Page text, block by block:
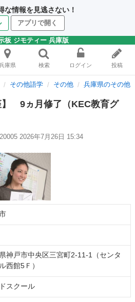
な情報を見逃さない！
アプリで開く
板 ジモティー 兵庫版
庫県 検索 ログイン 投稿
その他語学 その他 兵庫県のその他
】 9ヵ月修了（KEC教育グ
2026年7月26日 15:34
神戸市中央区三宮町2-11-1（センタ
西館5Ｆ）
スクール